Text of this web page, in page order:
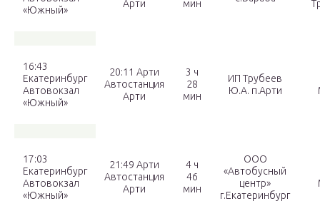
«Южный»
Арти
мин
16:43
Екатеринбург
Автовокзал
«Южный»
20:11 Арти
Автостанция
Арти
3 ч
28
мин
ИП Трубеев
Ю.А. п.Арти
17:03
Екатеринбург
Автовокзал
«Южный»
21:49 Арти
Автостанция
Арти
4 ч
46
мин
ООО
«Автобусный
центр»
г.Екатеринбург